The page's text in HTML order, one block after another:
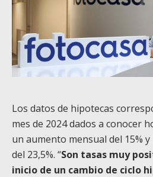
Los datos de hipotecas
mes de 2024 dados a conocer
un aumento mensual del 15%
del 23,5%. “Son tasas muy
inicio de un cambio de ciclo